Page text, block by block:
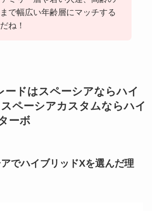
で幅広い年齢層にマッチする
ね！
ードはスペーシアならハイ
ペーシアカスタムならハイ
ーボ
でハイブリッドXを選んだ理